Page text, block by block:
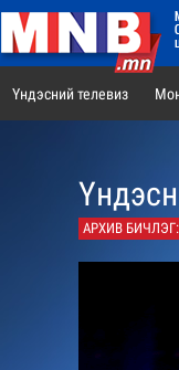
Үндэсний телевиз
АРХИВ БИЧЛЭГ: